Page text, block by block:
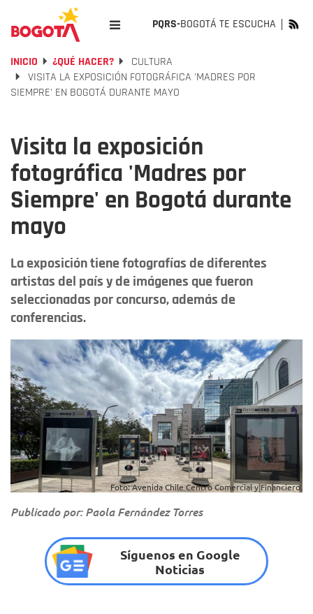
PQRS-BOGOTÁ TE ESCUCHA
INICIO ¿QUÉ HACER?
CULTURA
VISITA LA EXPOSICIÓN FOTOGRÁFICA 'MADRES POR
SIEMPRE' EN BOGOTÁ DURANTE MAYO
Visita la exposición
fotográfica 'Madres por
Siempre' en Bogotá durante
mayo
La exposición tiene fotografías de diferentes
artistas del país y de imágenes que fueron
seleccionadas por concurso, además de
conferencias.
Foto: Avenida Chile Centro Comercial y Financiero.
Publicado por: Paola Fernández Torres
Síguenos en Google
Noticias